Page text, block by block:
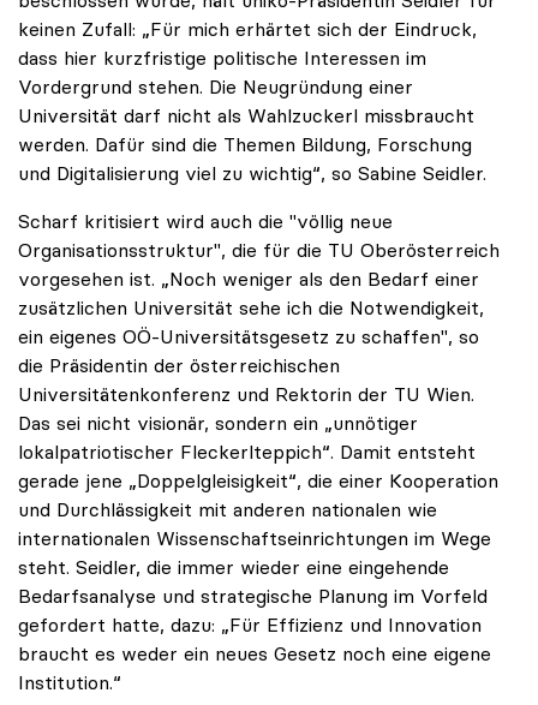
keinen Zufall: „Für mich erhärtet sich der Eindruck,
dass hier kurzfristige politische Interessen im
Vordergrund stehen. Die Neugründung einer
Universität darf nicht als Wahlzuckerl missbraucht
werden. Dafür sind die Themen Bildung, Forschung
und Digitalisierung viel zu wichtig“, so Sabine Seidler.
Scharf kritisiert wird auch die "völlig neue
Organisationsstruktur", die für die TU Oberösterreich
vorgesehen ist. „Noch weniger als den Bedarf einer
zusätzlichen Universität sehe ich die Notwendigkeit,
ein eigenes OÖ-Universitätsgesetz zu schaffen", so
die Präsidentin der österreichischen
Universitätenkonferenz und Rektorin der TU Wien.
Das sei nicht visionär, sondern ein „unnötiger
lokalpatriotischer Fleckerlteppich“. Damit entsteht
gerade jene „Doppelgleisigkeit“, die einer Kooperation
und Durchlässigkeit mit anderen nationalen wie
internationalen Wissenschaftseinrichtungen im Wege
steht. Seidler, die immer wieder eine eingehende
Bedarfsanalyse und strategische Planung im Vorfeld
gefordert hatte, dazu: „Für Effizienz und Innovation
braucht es weder ein neues Gesetz noch eine eigene
Institution.“